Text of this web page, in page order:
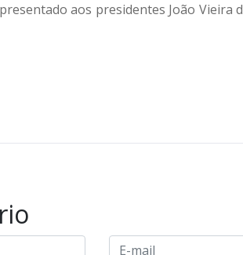
aos presidentes João Vieira